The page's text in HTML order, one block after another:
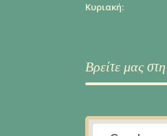
Κυριακή:
Βρείτε μας